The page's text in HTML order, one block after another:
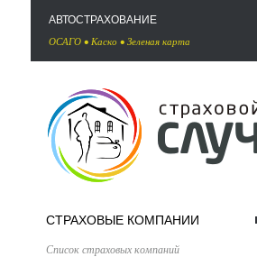
АВТОСТРАХОВАНИЕ
ОСАГО • Каско • Зеленая карта
СТРАХОВЫЕ КОМПАНИИ
Список страховых компаний